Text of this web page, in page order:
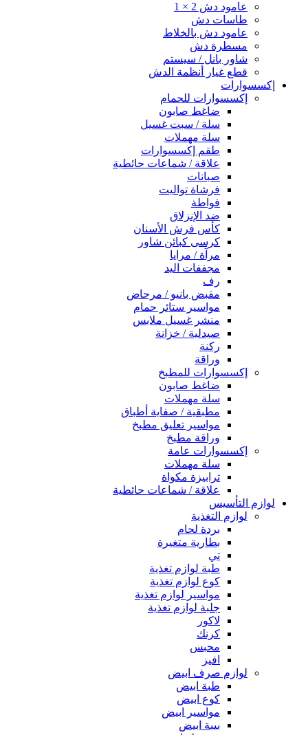
عامود دش 2 × 1
طاسات دش
عامود دش بالخلاط
مسطرة دش
شاور بانل / سيستم
قطع غيار أنظمة الدش
إكسسوارات
إكسسوارات للحمام
ضاغط صابون
سلة / سبت غسيل
سلة مهملات
طقم إكسسوارات
علاقة / شماعات حائطية
صبانات
فرشاة تواليت
فواطة
ضد الإنزلاق
كأس فرش الأسنان
كرسى كبائن شاور
مرآة / مرايا
مجففات اليد
رف
مقبض بانيو / مرحاض
مواسير ستائر حمام
منشر غسيل ملابس
صيدلية / خزانة
ركنة
وراقة
إكسسوارات للمطبخ
ضاغط صابون
سلة مهملات
مطبقية / صفاية أطباق
مواسير تعليق مطبخ
وراقة مطبخ
إكسسوارات عامة
سلة مهملات
ترابيزة مكواة
علاقة / شماعات حائطية
لوازم التأسيس
لوازم التغذية
بردة لحام
بطارية متغيرة
تي
طبة لوازم تغذية
كوع لوازم تغذية
مواسير لوازم تغذية
جلبة لوازم تغذية
لاكور
كرنك
محبس
افيز
لوازم صرف ابيض
طبة ابيض
كوع ابيض
مواسير ابيض
بيبة ابيض